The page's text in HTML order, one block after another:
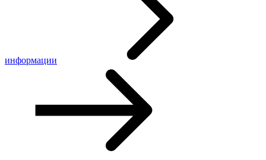
информации